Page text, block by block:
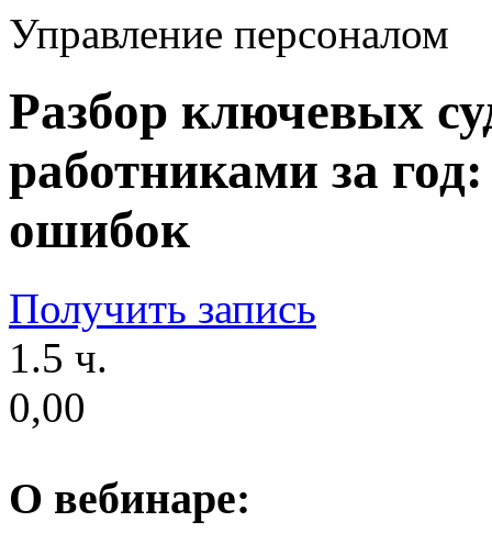
Управление персоналом
Разбор ключевых
работниками за
ошибок
Получить запись
1.5 ч.
0,00
О вебинаре: